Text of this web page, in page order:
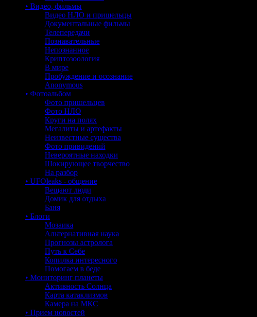
• Видео, фильмы
Видео НЛО и пришельцы
Документальные фильмы
Телепередачи
Познавательные
Непознанное
Криптозоология
В мире
Пробуждение и осознание
Anonymous
• Фотоальбом
Фото пришельцев
Фото НЛО
Круги на полях
Мегалиты и артефакты
Неизвестные существа
Фото привидений
Невероятные находки
Шокирующее творчество
На разбор
• UFOleaks - общение
Вещают люди
Домик для отдыха
Баня
• Блоги
Мозаика
Альтернативная наука
Прогнозы астролога
Путь к Себе
Копилка интересного
Помогаем в беде
• Мониторинг планеты
Активность Солнца
Карта катаклизмов
Камера на МКС
• Прием новостей